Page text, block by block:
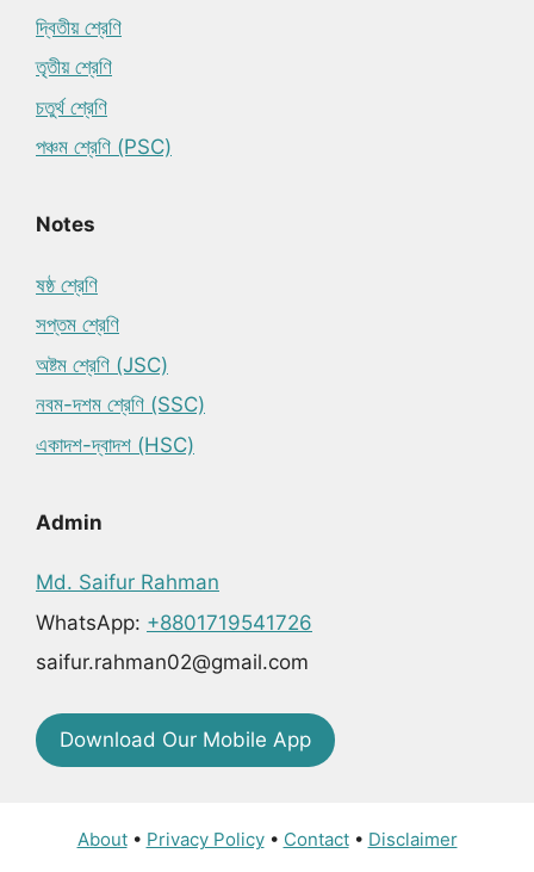
দ্বিতীয় শ্রেণি
তৃতীয় শ্রেণি
চতুর্থ শ্রেণি
পঞ্চম শ্রেণি (PSC)
Notes
ষষ্ঠ শ্রেণি
সপ্তম শ্রেণি
অষ্টম শ্রেণি (JSC)
নবম-দশম শ্রেণি (SSC)
একাদশ-দ্বাদশ (HSC)
Admin
Md. Saifur Rahman
WhatsApp: +8801719541726
saifur.rahman02@gmail.com
Download Our Mobile App
About• Privacy Policy• Contact• Disclaimer